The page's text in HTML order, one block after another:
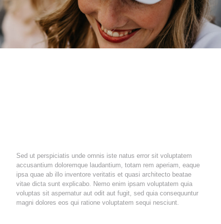
Sed ut perspiciatis unde omnis iste natus error sit voluptatem
accusantium doloremque laudantium, totam rem aperiam, eaque
ipsa quae ab illo inventore veritatis et quasi architecto beatae
vitae dicta sunt explicabo. Nemo enim ipsam voluptatem quia
voluptas sit aspernatur aut odit aut fugit, sed quia consequuntur
magni dolores eos qui ratione voluptatem sequi nesciunt.